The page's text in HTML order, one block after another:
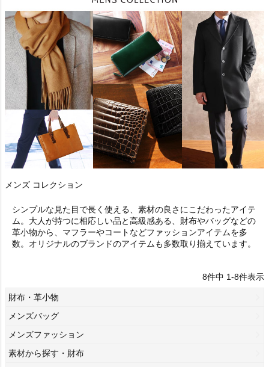
メンズ コレクション
シンプルな見た目で長く使える、素材の良さにこだわったアイテ
ム。大人が持つに相応しい品と高級感ある、財布やバッグなどの
革小物から、マフラーやコートなどファッションアイテムを多
数。オリジナルのブランドのアイテムも多数取り揃えています。
8件中 1-8件表示
財布・革小物
メンズバッグ
メンズファッション
素材から探す・財布